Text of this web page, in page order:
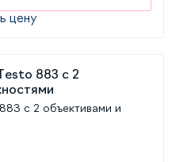
цену
с 2 объективами и